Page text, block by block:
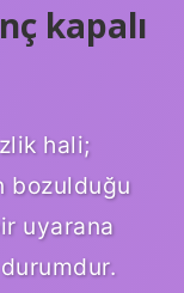
kapalı
hali;
bozulduğu
uyarana